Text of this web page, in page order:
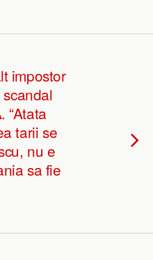
impostor
“Atata
tarii se
nu e
sa fie